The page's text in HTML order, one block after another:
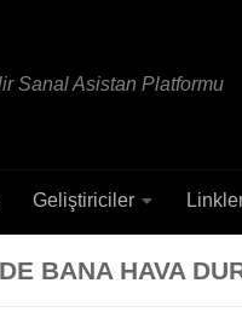
Sanal Asistan Platformu
Geliştiriciler
BANA HAVA